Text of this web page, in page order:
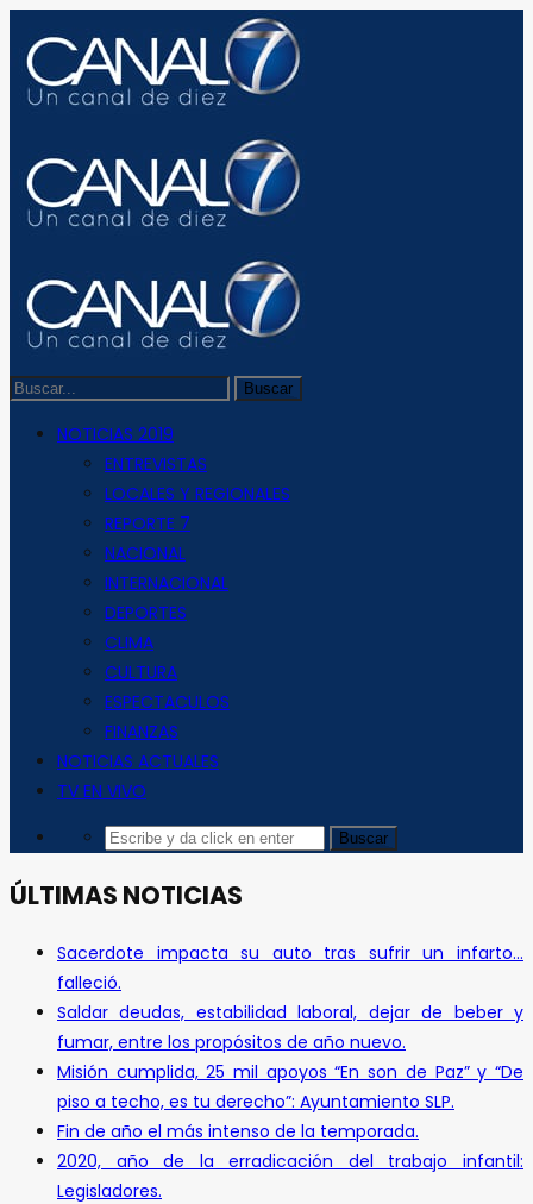
NOTICIAS 2019
ENTREVISTAS
LOCALES Y REGIONALES
REPORTE 7
NACIONAL
INTERNACIONAL
DEPORTES
CLIMA
CULTURA
ESPECTACULOS
FINANZAS
NOTICIAS ACTUALES
TV EN VIVO
ÚLTIMAS NOTICIAS
Sacerdote impacta su auto tras sufrir un infarto…
falleció.
Saldar deudas, estabilidad laboral, dejar de beber y
fumar, entre los propósitos de año nuevo.
Misión cumplida, 25 mil apoyos “En son de Paz” y “De
piso a techo, es tu derecho”: Ayuntamiento SLP.
Fin de año el más intenso de la temporada.
2020, año de la erradicación del trabajo infantil:
Legisladores.